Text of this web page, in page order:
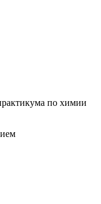
по химии